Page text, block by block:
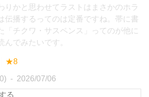
りかと思わせてラストはまさかのホラ
伝播するってのは定番ですね。帯に書
「チクワ・サスペンス」ってのが他に
んでみたいです。
★8
2026/07/06